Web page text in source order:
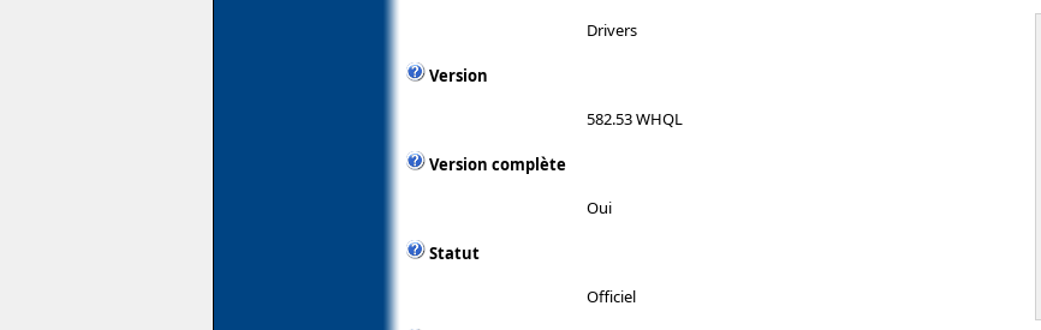
Drivers
Version
582.53 WHQL
Version complète
Oui
Statut
Officiel